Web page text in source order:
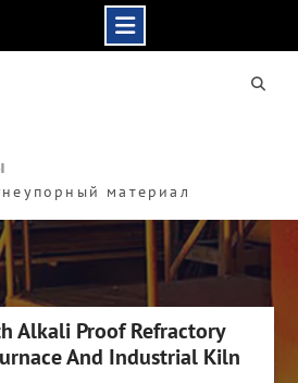
материал
Alkali Proof Refractory
And Industrial Kiln